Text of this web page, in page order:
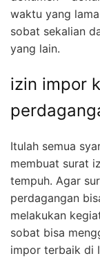
waktu yang
sobat sekalian
yang lain.
izin impor
Itulah semua
membuat surat
tempuh. Agar
perdagangan
melakukan
sobat bisa
impor terbaik di